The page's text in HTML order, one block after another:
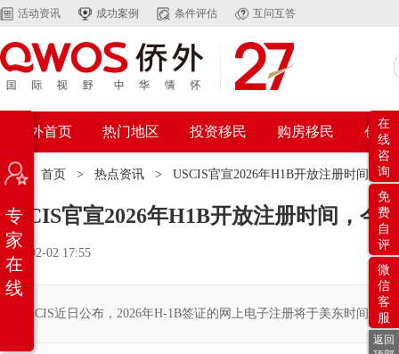
活动资讯 成功案例 条件评估 互问互答
侨外首页 热门地区 投资移民 购房移民 创业
位置： 首页 > 热点资讯 > USCIS官宣2026年H1B开放注册时间，今
USCIS官宣2026年H1B开放注册时间，今
2026-02-02 17:55
USCIS近日公布，2026年H-1B签证的网上电子注册将于美东时间3
专
家
在
线
在
线
咨
询
免
费
自
评
微
信
客
服
返回